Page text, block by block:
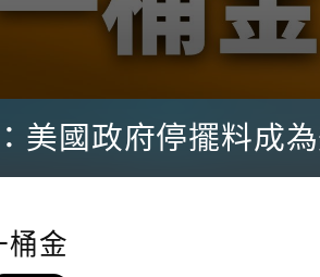
美國政府停擺料成
桶金